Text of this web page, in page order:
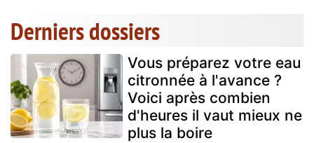
Derniers dossiers
Vous préparez votre eau
citronnée à l'avance ?
Voici après combien
d'heures il vaut mieux ne
plus la boire